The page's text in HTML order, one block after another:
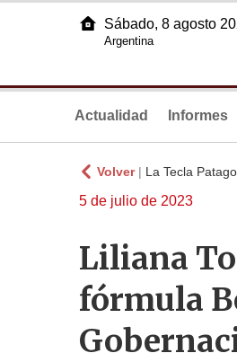
Sábado, 8 agosto
Argentina
Actualidad Informes
Volver| La Tecla
5 de julio de 2023
Liliana
fórmula